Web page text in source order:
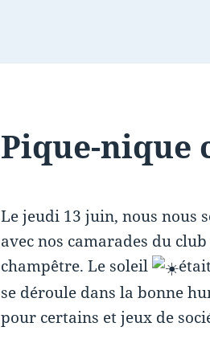
Pique-nique
Le jeudi 13 juin, nous nous
avec nos camarades du
champêtre. Le soleil
se déroule dans la bonne
pour certains et jeux de